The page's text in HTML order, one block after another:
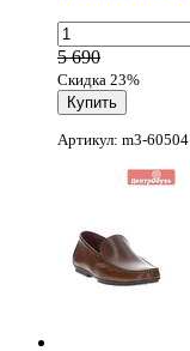
5 690
Скидка 23%
Артикул: m3-60504